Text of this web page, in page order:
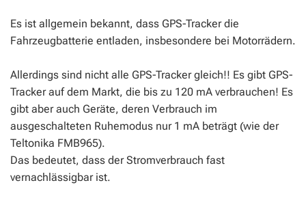
Es ist allgemein bekannt, dass GPS-Tracker die
Fahrzeugbatterie entladen, insbesondere bei Motorrädern.
Allerdings sind nicht alle GPS-Tracker gleich!! Es gibt GPS-
Tracker auf dem Markt, die bis zu 120 mA verbrauchen! Es
gibt aber auch Geräte, deren Verbrauch im
ausgeschalteten Ruhemodus nur 1 mA beträgt (wie der
Teltonika FMB965).
Das bedeutet, dass der Stromverbrauch fast
vernachlässigbar ist.